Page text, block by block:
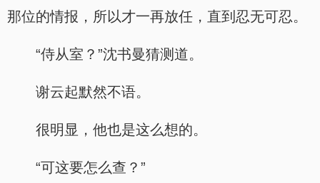
那位的情报，所以才一再放任，直到忍无可忍。
“侍从室？”沈书曼猜测道。
谢云起默然不语。
很明显，他也是这么想的。
“可这要怎么查？”